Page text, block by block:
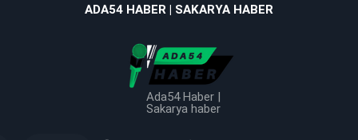
ADA54 HABER | SAKARYA HABER
Ada54 Haber |
Sakarya haber